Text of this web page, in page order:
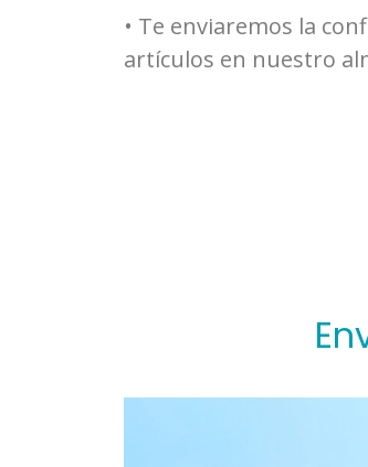
• Te enviaremos la
artículos en nuestro